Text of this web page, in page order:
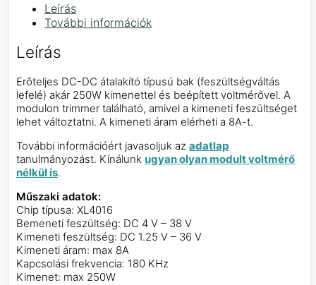
Leírás
További információk
Leírás
Erőteljes DC-DC átalakító típusú bak (feszültségváltás
lefelé) akár 250W kimenettel és beépített voltmérővel. A
modulon trimmer található, amivel a kimeneti feszültséget
lehet változtatni. A kimeneti áram elérheti a 8A-t.
További információért javasoljuk az adatlap
tanulmányozást. Kínálunk ugyan olyan modult voltmérő
nélkül is.
Műszaki adatok:
Chip típusa: XL4016
Bemeneti feszültség: DC 4 V – 38 V
Kimeneti feszültség: DC 1.25 V – 36 V
Kimeneti áram: max 8A
Kapcsolási frekvencia: 180 KHz
Kimenet: max 250W